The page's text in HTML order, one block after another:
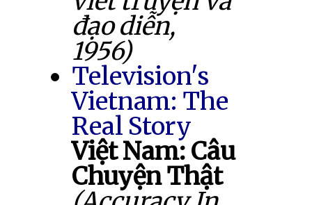
đạo diễn,
1956)
Television's
Vietnam: The
Real Story
Việt Nam: Câu
Chuyện Thật